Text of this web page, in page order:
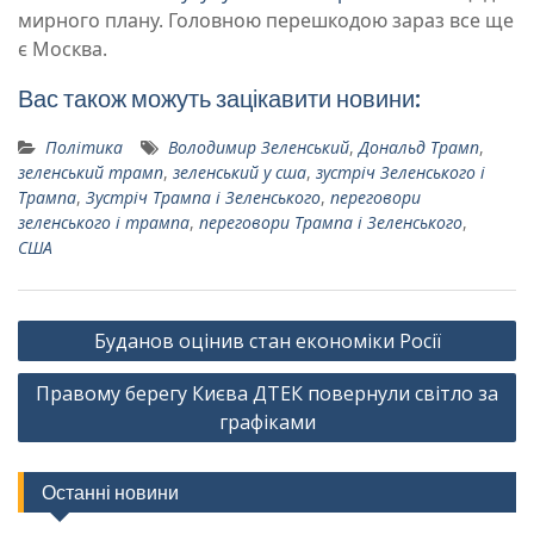
мирного плану. Головною перешкодою зараз все ще
є Москва.
Вас також можуть зацікавити новини:
Політика Володимир Зеленський,Дональд Трамп,
зеленський трамп, зеленський у сша, зустріч Зеленського і
Трампа, Зустріч Трампа і Зеленського, переговори
зеленського і трампа, переговори Трампа і Зеленського,
США
Навігація
записів
Буданов оцінив стан економіки Росії
Правому берегу Києва ДТЕК повернули світло за
графіками
Останні новини